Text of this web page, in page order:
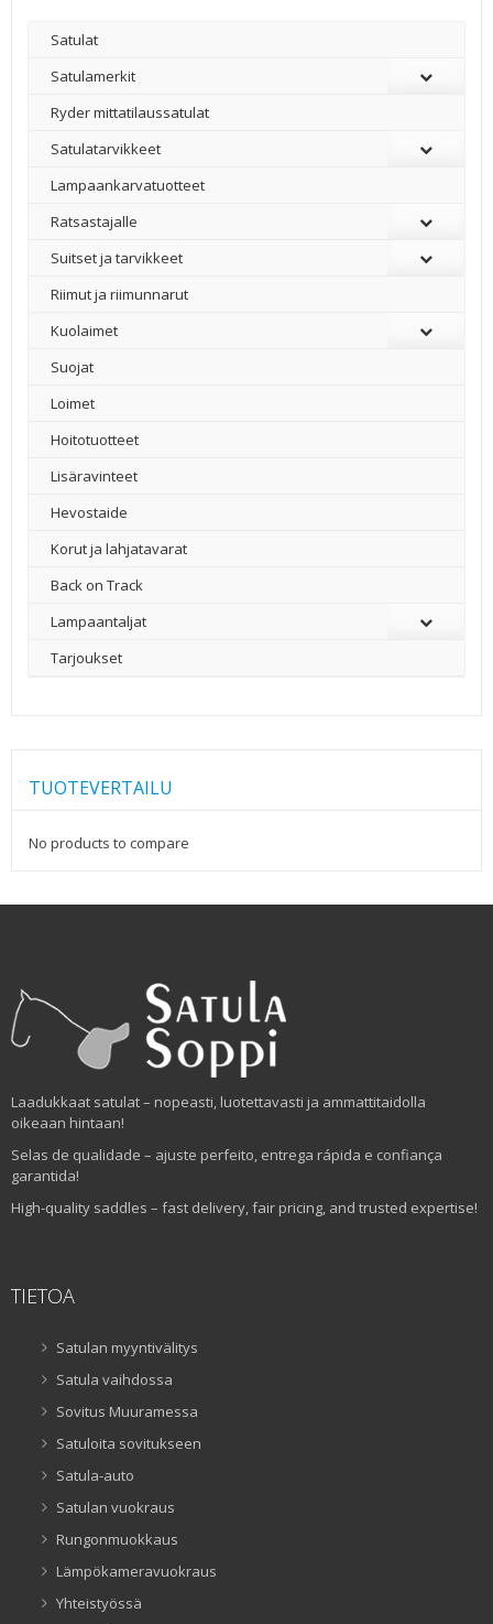
Satulat
Satulamerkit
Ryder mittatilaussatulat
Satulatarvikkeet
–
Lampaankarvatuotteet
Ratsastajalle
Suitset ja tarvikkeet
Riimut ja riimunnarut
Kuolaimet
Suojat
Loimet
Hoitotuotteet
Lisäravinteet
Hevostaide
Korut ja lahjatavarat
Back on Track
Lampaantaljat
Tarjoukset
TUOTEVERTAILU
No products to compare
Laadukkaat satulat – nopeasti, luotettavasti ja ammattitaidolla
oikeaan hintaan!
Selas de qualidade – ajuste perfeito, entrega rápida e confiança
garantida!
High-quality saddles – fast delivery, fair pricing, and trusted expertise!
TIETOA
Satulan myyntivälitys
Satula vaihdossa
Sovitus Muuramessa
Satuloita sovitukseen
Satula-auto
Satulan vuokraus
Rungonmuokkaus
Lämpökameravuokraus
Yhteistyössä